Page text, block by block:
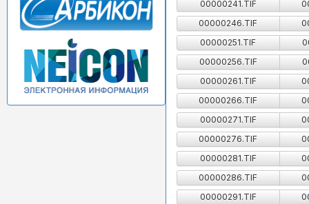
00000241.TIF
00000246.TIF
00000251.TIF
00000256.TIF
00000261.TIF
00000266.TIF
00000271.TIF
00000276.TIF
00000281.TIF
00000286.TIF
00000291.TIF